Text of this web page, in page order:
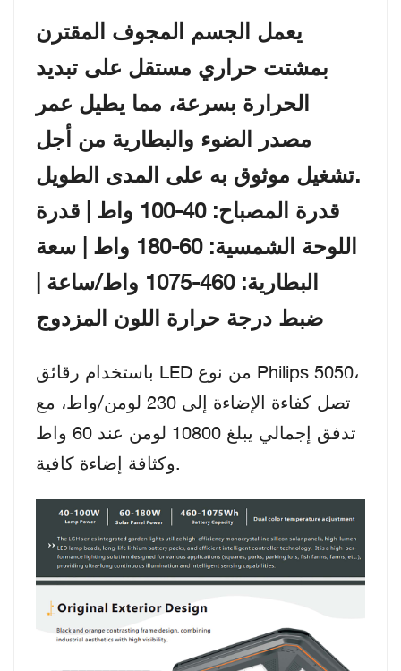
يعمل الجسم المجوف المقترن
بمشتت حراري مستقل على تبديد
الحرارة بسرعة، مما يطيل عمر
مصدر الضوء والبطارية من أجل
تشغيل موثوق به على المدى الطويل.
قدرة المصباح: 40-100 واط | قدرة
اللوحة الشمسية: 60-180 واط | سعة
البطارية: 460-1075 واط/ساعة |
ضبط درجة حرارة اللون المزدوج
باستخدام رقائق LED من نوع Philips 5050،
تصل كفاءة الإضاءة إلى 230 لومن/واط، مع
تدفق إجمالي يبلغ 10800 لومن عند 60 واط
وكثافة إضاءة كافية.